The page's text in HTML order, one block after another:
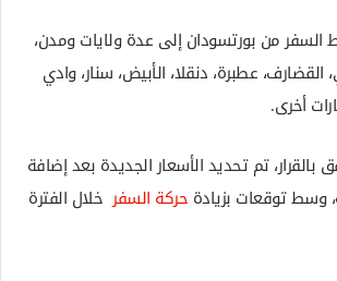
من بورتسودان إلى عدة ولايات ومدن،
القضارف، عطبرة، دنقلا، الأبيض، سنار، وادي
أخرى.
تم تحديد الأسعار الجديدة بعد إضافة
وسط توقعات بزيادة حركة السفرخلال الفترة